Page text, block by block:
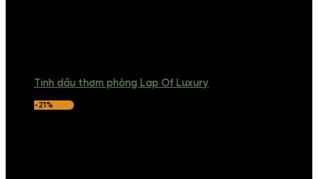
Tinh dầu thơm phòng Lap Of Luxury
-21%